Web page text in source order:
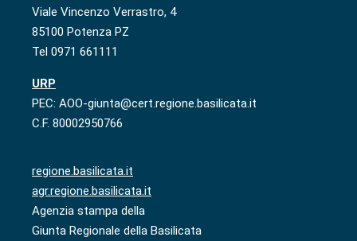
Viale Vincenzo Verrastro, 4
85100 Potenza PZ
Tel 0971 661111
URP
PEC: AOO-giunta@cert.regione.basilicata.it
C.F. 80002950766
regione.basilicata.it
agr.regione.basilicata.it
Agenzia stampa della
Giunta Regionale della Basilicata